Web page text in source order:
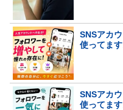
SNSアカ
使ってます
SNSアカ
使ってます